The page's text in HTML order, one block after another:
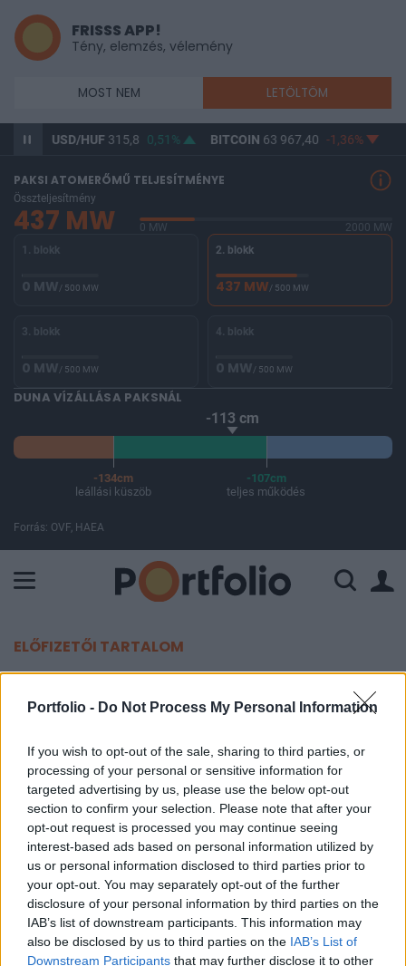
Portfolio - Do Not Process My Personal Information
If you wish to opt-out of the sale, sharing to third parties, or
processing of your personal or sensitive information for
targeted advertising by us, please use the below opt-out
section to confirm your selection. Please note that after your
opt-out request is processed you may continue seeing
interest-based ads based on personal information utilized by
us or personal information disclosed to third parties prior to
your opt-out. You may separately opt-out of the further
disclosure of your personal information by third parties on the
IAB’s list of downstream participants. This information may
also be disclosed by us to third parties on the IAB’s List of
Downstream Participants that may further disclose it to other
FRISSS APP!
Tény, elemzés, vélemény
MOST NEM LETÖLTÖM
USD/HUF315,8 0,51% BITCOIN63 967,40 -1,36%
PAKSI ATOMERŐMŰ TELJESÍTMÉNYE
Összteljesítmény
437 MW 0 MW
2000 MW
1. blokk
0 MW/ 500 MW
2. blokk
437 MW/ 500 MW
3. blokk
0 MW/ 500 MW
4. blokk
0 MW/ 500 MW
DUNA VÍZÁLLÁSA PAKSNÁL
-113 cm
-134cm
leállási küszöb
-107cm
teljes működés
Forrás: OVF, HAEA
ELŐFIZETŐI TARTALOM
Utolsó felvonásához érkezett a
Margit híd felújítása - Közeleg az
átadás
Portfolio
2011. szeptember 01. 10:47
A felújítás mostani állása szerint szeptember első
hetében birtokba vehetik a gyalogosok és a
kerékpárosok a Margit hidat. A műszaki átadás-
átvétel is szeptember elején kezdődik, a hivatalos
átadás várhatóan októberig is elhúzódhat, a